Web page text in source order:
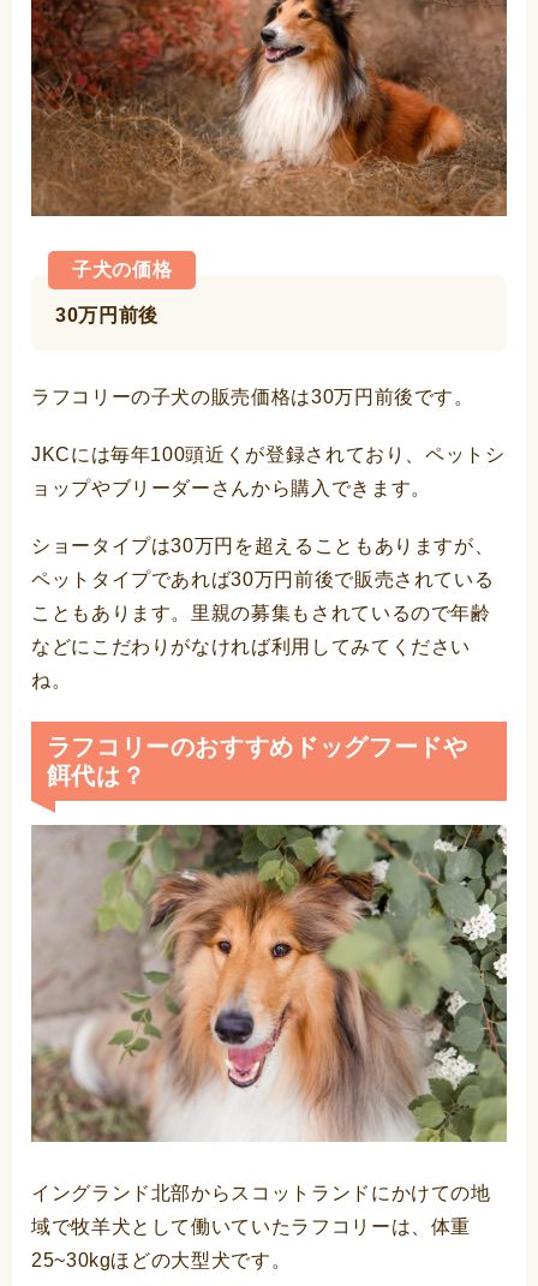
子犬の価格
30万円前後
ラフコリーの子犬の販売価格は30万円前後です。
JKCには毎年100頭近くが登録されており、ペットシ
ョップやブリーダーさんから購入できます。
ショータイプは30万円を超えることもありますが、
ペットタイプであれば30万円前後で販売されている
こともあります。里親の募集もされているので年齢
などにこだわりがなければ利用してみてください
ね。
ラフコリーのおすすめドッグフードや
餌代は？
イングランド北部からスコットランドにかけての地
域で牧羊犬として働いていたラフコリーは、体重
25~30kgほどの大型犬です。